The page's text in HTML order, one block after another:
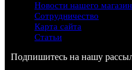
Новости нашего
Сотрудничество
Карта сайта
Статьи
Подпишитесь на нашу